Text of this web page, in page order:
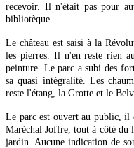
recevoir. Il n'était pas pour
bibliotèque.
Le château est saisi à la
les pierres. Il n'en reste rien
peinture. Le parc a subi des
sa quasi intégralité. Les
reste l'étang, la Grotte et le
Le parc est ouvert au public, il
Maréchal Joffre, tout à côté du
jardin. Aucune indication de